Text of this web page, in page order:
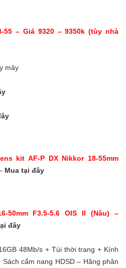
55 – Giá 9320 – 9350k (tùy nhà
mây
kit AF-P DX Nikkor 18-55mm
Mua tại đây
50mm F3.5-5.6 OIS II (Nâu) –
đây
48Mb/s + Túi thời trang + Kính
cẩm nang HDSD – Hãng phân